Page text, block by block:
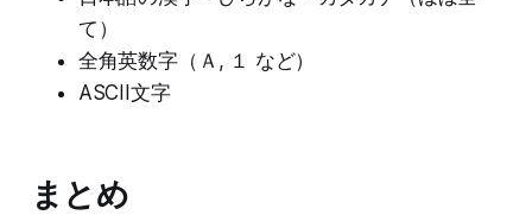
て）
全角英数字（Ａ, １ など）
ASCII文字
まとめ